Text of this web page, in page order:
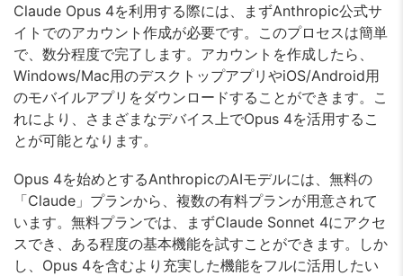
Claude Opus 4を利用する際には、まずAnthropic公式サ
イトでのアカウント作成が必要です。このプロセスは簡単
で、数分程度で完了します。アカウントを作成したら、
Windows/Mac用のデスクトップアプリやiOS/Android用
のモバイルアプリをダウンロードすることができます。こ
れにより、さまざまなデバイス上でOpus 4を活用するこ
とが可能となります。
Opus 4を始めとするAnthropicのAIモデルには、無料の
「Claude」プランから、複数の有料プランが用意されて
います。無料プランでは、まずClaude Sonnet 4にアクセ
スでき、ある程度の基本機能を試すことができます。しか
し、Opus 4を含むより充実した機能をフルに活用したい